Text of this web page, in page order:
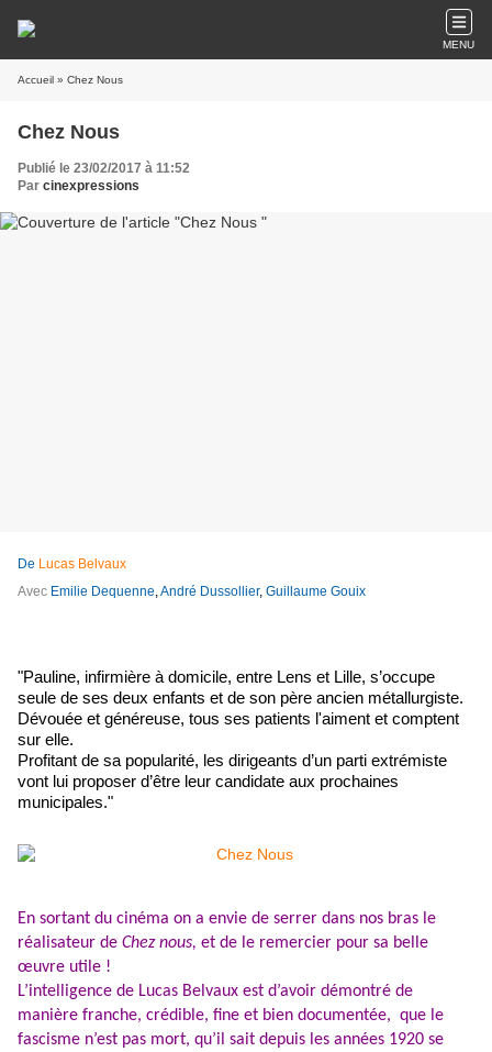
MENU
Accueil » Chez Nous
Chez Nous
Publié le 23/02/2017 à 11:52
Par cinexpressions
De Lucas Belvaux
Avec Emilie Dequenne,André Dussollier, Guillaume Gouix
"Pauline, infirmière à domicile, entre Lens et Lille, s’occupe
seule de ses deux enfants et de son père ancien métallurgiste.
Dévouée et généreuse, tous ses patients l'aiment et comptent
sur elle.
Profitant de sa popularité, les dirigeants d’un parti extrémiste
vont lui proposer d’être leur candidate aux prochaines
municipales."
En sortant du cinéma on a envie de serrer dans nos bras le
réalisateur de Chez nous, et de le remercier pour sa belle
œuvre utile !
L’intelligence de Lucas Belvaux est d’avoir démontré de
manière franche, crédible, fine et bien documentée, que le
fascisme n’est pas mort, qu’il sait depuis les années 1920 se